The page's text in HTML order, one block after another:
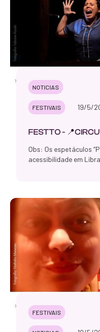
NOTICIAS
FESTIVAIS 19/5/
FESTTO -
Obs: Os espetáculos
acessibilidade em
FESTIVAIS